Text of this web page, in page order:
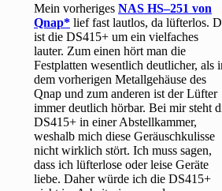
Mein vorherigesNAS HS–251 von
Qnap
lief fast lautlos, da lüfterlos.
ist die DS415+ um ein vielfaches
lauter. Zum einen hört man die
Festplatten wesentlich deutlicher, als
dem vorherigen Metallgehäuse des
Qnap und zum anderen ist der Lüfter
immer deutlich hörbar. Bei mir steht
DS415+ in einer Abstellkammer,
weshalb mich diese Geräuschkulisse
nicht wirklich stört. Ich muss sagen,
dass ich lüfterlose oder leise Geräte
liebe. Daher würde ich die DS415+